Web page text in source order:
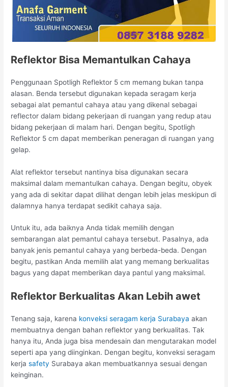
Reflektor Bisa Memantulkan Cahaya
Penggunaan Spotligh Reflektor 5 cm memang bukan tanpa
alasan. Benda tersebut digunakan kepada seragam kerja
sebagai alat pemantul cahaya atau yang dikenal sebagai
reflector dalam bidang pekerjaan di ruangan yang redup atau
bidang pekerjaan di malam hari. Dengan begitu, Spotligh
Reflektor 5 cm dapat memberikan peneragan di ruangan yang
gelap.
Alat reflektor tersebut nantinya bisa digunakan secara
maksimal dalam memantulkan cahaya. Dengan begitu, obyek
yang ada di sekitar dapat dilihat dengan lebih jelas meskipun di
dalamnya hanya terdapat sedikit cahaya saja.
Untuk itu, ada baiknya Anda tidak memilih dengan
sembarangan alat pemantul cahaya tersebut. Pasalnya, ada
banyak jenis pemantul cahaya yang berbeda-beda. Dengan
begitu, pastikan Anda memilih alat yang memang berkualitas
bagus yang dapat memberikan daya pantul yang maksimal.
Reflektor Berkualitas Akan Lebih awet
Tenang saja, karena konveksi seragam kerja Surabaya akan
membuatnya dengan bahan reflektor yang berkualitas. Tak
hanya itu, Anda juga bisa mendesain dan mengutarakan model
seperti apa yang diinginkan. Dengan begitu, konveksi seragam
kerjasafety Surabaya akan membuatkannya sesuai dengan
keinginan.